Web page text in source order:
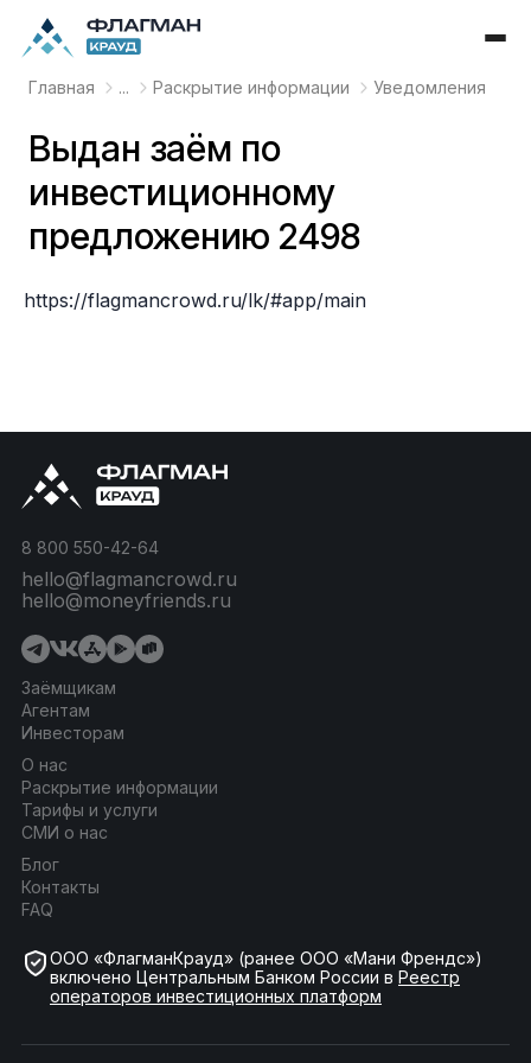
Главная ... Раскрытие информации Уведомления
Выдан заём по
инвестиционному
предложению 2498
https://flagmancrowd.ru/lk/#app/main
Заёмщикам
Агентам
Инвесторам
О нас
Раскрытие информации
Тарифы и услуги
СМИ о нас
Блог
Контакты
FAQ
8 800 550-42-64
hello@flagmancrowd.ru
hello@moneyfriends.ru
ООО «ФлагманКрауд» (ранее ООО «Мани Френдс»)
включено Центральным Банком России в Реестр
операторов инвестиционных платформ